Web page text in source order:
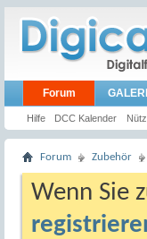
Forum
Hilfe DCC Kalender
Forum Zubehör
Wenn Sie